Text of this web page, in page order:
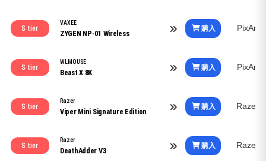
S tier
VAXEE
ZYGEN NP-01 Wireless
購入 PixArt
S tier
WLMOUSE
Beast X 8K
購入 PixArt
S tier
Razer
Viper Mini Signature Edition
購入 Razer
S tier
Razer
DeathAdder V3
購入 Razer